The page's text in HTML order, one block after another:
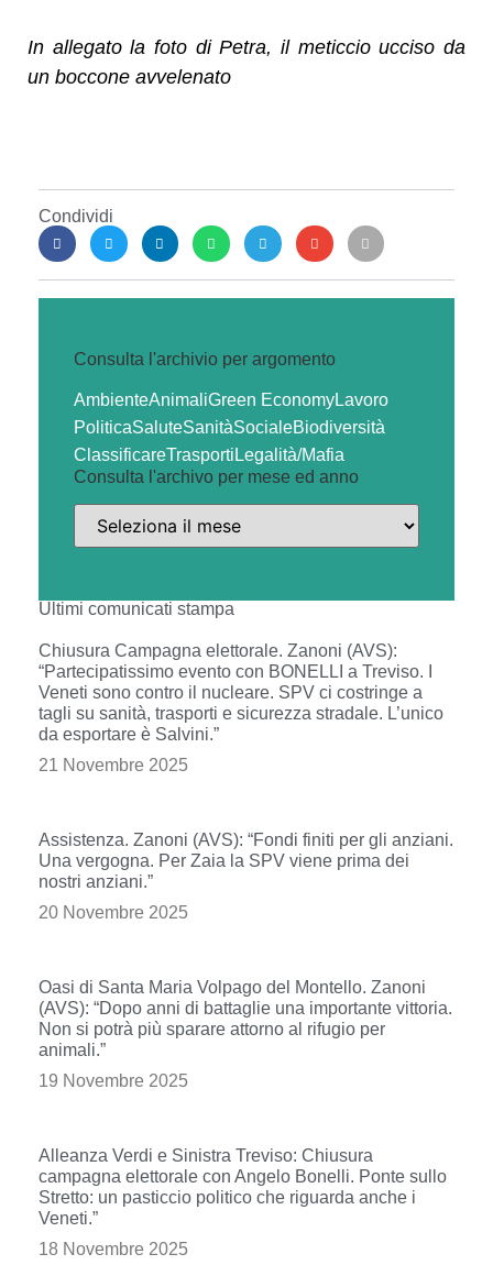
In allegato la foto di Petra, il meticcio ucciso da
un boccone avvelenato
Condividi
Consulta l'archivio per argomento
AmbienteAnimaliGreen EconomyLavoro
PoliticaSaluteSanitàSocialeBiodiversità
ClassificareTrasportiLegalità/Mafia
Consulta l'archivo per mese ed anno
Ultimi comunicati stampa
Chiusura Campagna elettorale. Zanoni (AVS):
“Partecipatissimo evento con BONELLI a Treviso. I
Veneti sono contro il nucleare. SPV ci costringe a
tagli su sanità, trasporti e sicurezza stradale. L’unico
da esportare è Salvini.”
21 Novembre 2025
Assistenza. Zanoni (AVS): “Fondi finiti per gli anziani.
Una vergogna. Per Zaia la SPV viene prima dei
nostri anziani.”
20 Novembre 2025
Oasi di Santa Maria Volpago del Montello. Zanoni
(AVS): “Dopo anni di battaglie una importante vittoria.
Non si potrà più sparare attorno al rifugio per
animali.”
19 Novembre 2025
Alleanza Verdi e Sinistra Treviso: Chiusura
campagna elettorale con Angelo Bonelli. Ponte sullo
Stretto: un pasticcio politico che riguarda anche i
Veneti.”
18 Novembre 2025